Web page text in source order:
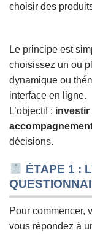
choisir des
Le principe est
choisissez un ou
dynamique ou
interface en ligne.
L’objectif : investir
décisions.
ÉTAPE 1 :
Pour commencer,
vous répondez à